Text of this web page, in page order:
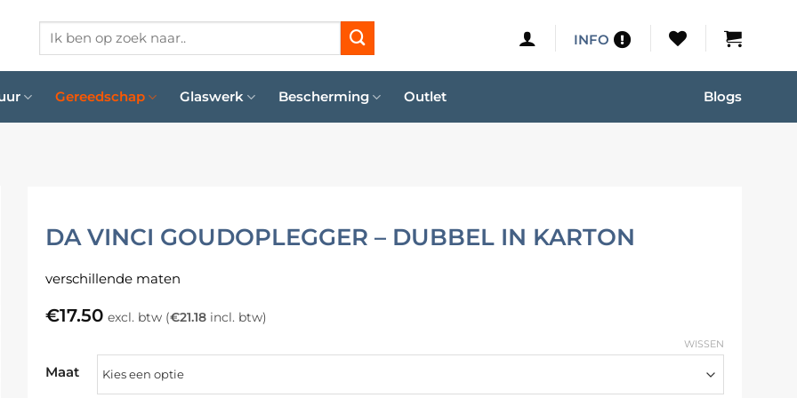
Zoeken
INFO
Gereedschap Glaswerk Bescherming Outlet Blogs
DA VINCI GOUDOPLEGGER – DUBBEL IN KARTON
verschillende maten
€17.50 excl. btw (€21.18incl. btw)
Maat
WISSEN